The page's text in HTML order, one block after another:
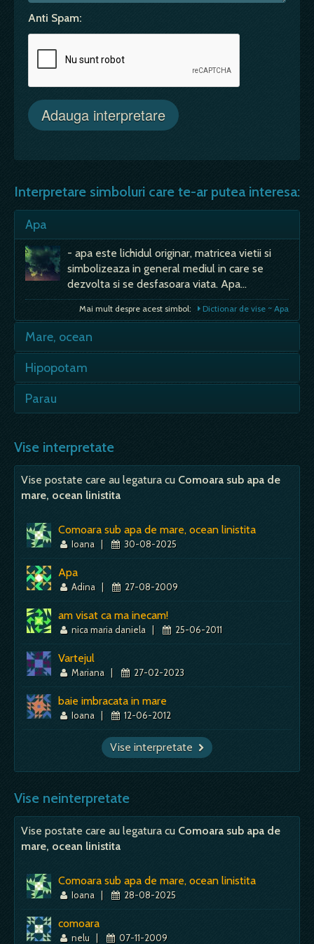
Anti Spam:
Interpretare simboluri care te-ar putea interesa:
Apa
- apa este lichidul originar, matricea vietii si
simbolizeaza in general mediul in care se
dezvolta si se desfasoara viata. Apa…
Mai mult despre acest simbol: Dictionar de vise ~ Apa
Mare, ocean
- prevestire a unui venit; - din bogatia marii si
a lumii, o farama ti se va cuveni si tie; - se…
Hipopotam
si pielea lui foarte groasa. Gura enorma si
Mai mult despre acest simbol:
Parau
un pericol, poate un esec material, dar mai
sigur o nereusita sentimentala; Te scalzi…
Mai mult despre acest simbol: Dictionar de vise ~ Parau
Vise interpretate
Vise postate care au legatura cu Comoara sub apa de
mare, ocean linistita
Comoara sub apa de mare, ocean linistita
Ioana | 30-08-2025
Apa
Adina | 27-08-2009
am visat ca ma inecam!
nica maria daniela | 25-06-2011
Vartejul
Mariana | 27-02-2023
baie imbracata in mare
Ioana | 12-06-2012
Vise interpretate
Vise neinterpretate
Vise postate care au legatura cu Comoara sub apa de
mare, ocean linistita
Comoara sub apa de mare, ocean linistita
Ioana | 28-08-2025
comoara
nelu | 07-11-2009